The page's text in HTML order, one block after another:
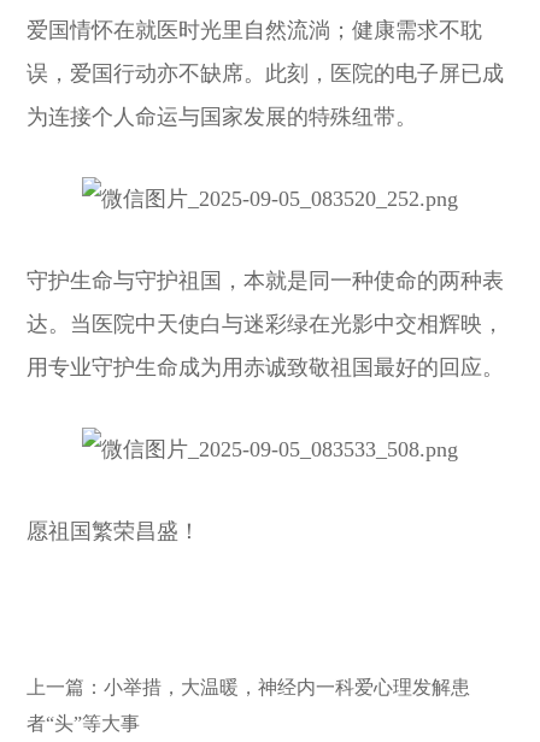
爱国情怀在就医时光里自然流淌；健康需求不耽
误，爱国行动亦不缺席。此刻，医院的电子屏已成
为连接个人命运与国家发展的特殊纽带。
守护生命与守护祖国，本就是同一种使命的两种表
达。当医院中天使白与迷彩绿在光影中交相辉映，
用专业守护生命成为用赤诚致敬祖国最好的回应。
愿祖国繁荣昌盛！
上一篇：小举措，大温暖，神经内一科爱心理发解患
者“头”等大事